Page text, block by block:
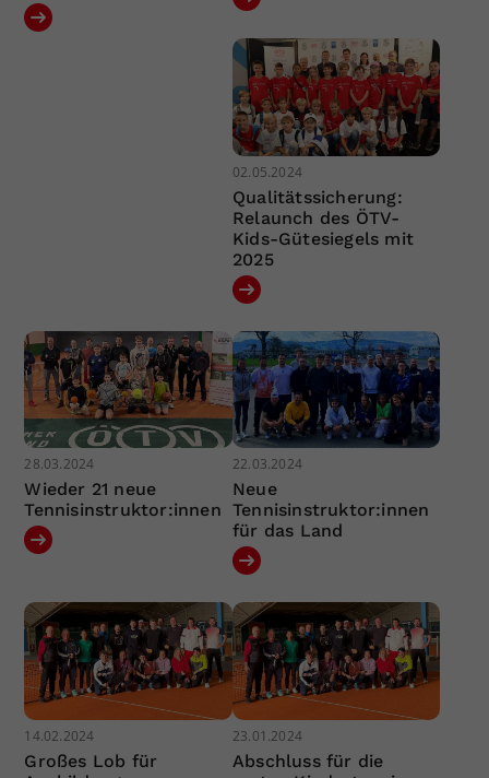
02.05.2024
Qualitätssicherung:
Relaunch des ÖTV-
Kids-Gütesiegels mit
2025
28.03.2024
Wieder 21 neue
Tennisinstruktor:innen
22.03.2024
Neue
Tennisinstruktor:innen
für das Land
14.02.2024
Großes Lob für
23.01.2024
Abschluss für die